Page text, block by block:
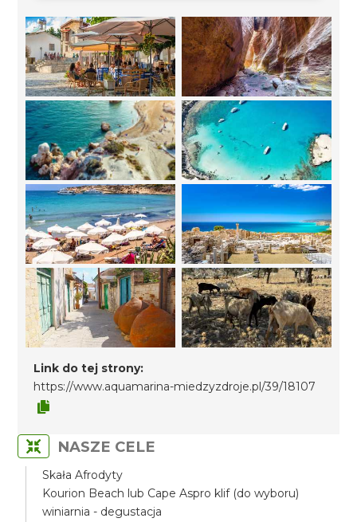
Link do tej strony:
https://www.aquamarina-miedzyzdroje.pl/39/18107
NASZE CELE
Skała Afrodyty
Kourion Beach lub Cape Aspro klif (do wyboru)
winiarnia - degustacja